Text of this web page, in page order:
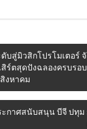
ดับสู่มิวสิกโปรโมเตอร์ จั
สิร์ตสุดปังฉลองครบรอ
งหาคม
ะกาศสนับสนุน บีจี ปทุม